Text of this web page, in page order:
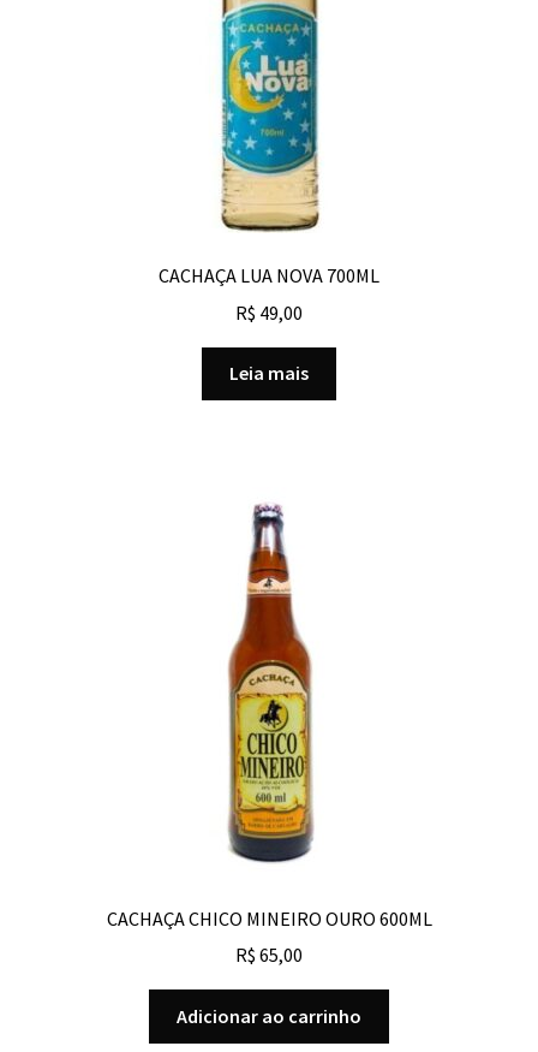
CACHAÇA LUA NOVA 700ML
R$ 49,00
Leia mais
CACHAÇA CHICO MINEIRO OURO 600ML
R$ 65,00
Adicionar ao carrinho